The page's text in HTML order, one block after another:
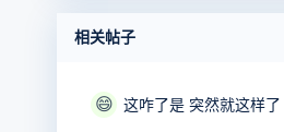
相关帖子
😄 这咋了是 突然就这样了